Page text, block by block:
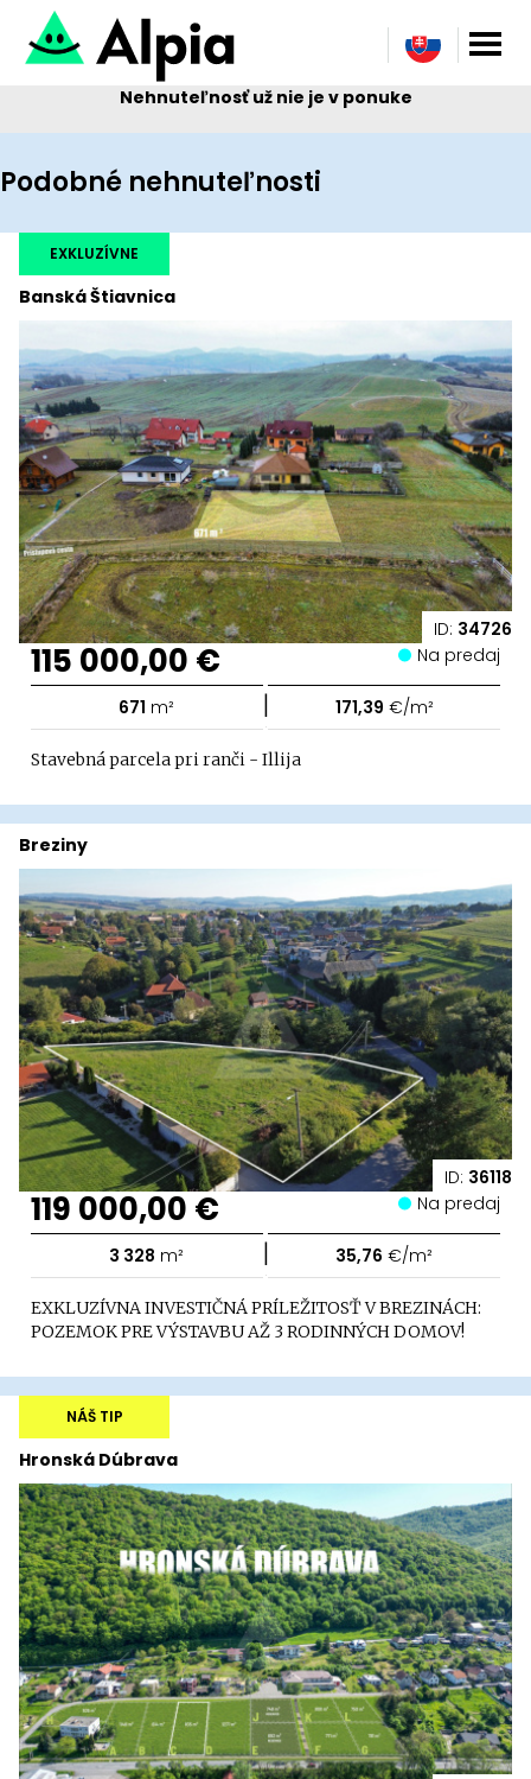
Nehnuteľnosť už nie je v ponuke
Podobné nehnuteľnosti
ID: 34726
Banská Štiavnica
EXKLUZÍVNE
115 000,00 € Na predaj
671 m² | 171,39 €/m²
Stavebná parcela pri ranči - Illija
ID: 36118
Breziny
119 000,00 € Na predaj
3 328 m² | 35,76 €/m²
EXKLUZÍVNA INVESTIČNÁ PRÍLEŽITOSŤ V BREZINÁCH:
POZEMOK PRE VÝSTAVBU AŽ 3 RODINNÝCH DOMOV!
Hronská Dúbrava
NÁŠ TIP